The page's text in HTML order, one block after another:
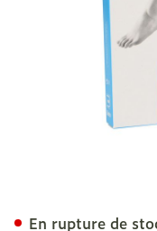
En rupture de